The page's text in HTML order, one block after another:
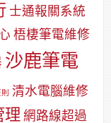
士通報關系統
梧棲筆電維修
沙鹿筆電
清水電腦維修
理 網路線超過